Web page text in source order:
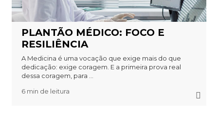
PLANTÃO MÉDICO: FOCO E
RESILIÊNCIA
A Medicina é uma vocação que exige mais do que
dedicação: exige coragem. E a primeira prova real
dessa coragem, para ...
6 min de leitura